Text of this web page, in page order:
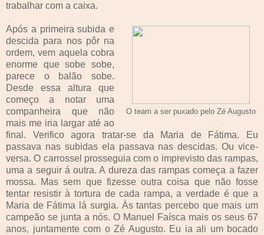
trabalhar com a caixa.
O team a ser puxado pelo Zé Augusto
Após a primeira subida e
descida para nos pôr na
ordem, vem aquela cobra
enorme que sobe sobe,
parece o balão sobe.
Desde essa altura que
começo a notar uma
companheira que não
mais me iria largar até ao
final. Verifico agora tratar-se da Maria de Fátima. Eu
passava nas subidas ela passava nas descidas. Ou vice-
versa. O carrossel prosseguia com o imprevisto das rampas,
uma a seguir á outra. A dureza das rampas começa a fazer
mossa. Mas sem que fizesse outra coisa que não fosse
tentar resistir à tortura de cada rampa, a verdade é que a
Maria de Fátima lá surgia. Às tantas percebo que mais um
campeão se junta a nós. O Manuel Faísca mais os seus 67
anos, juntamente com o Zé Augusto. Eu ia ali um bocado